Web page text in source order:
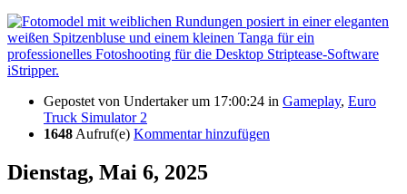
Gepostet von Undertakerum 17:00:24 in Gameplay, Euro
Truck Simulator 2
1648 Aufruf(e) Kommentar hinzufügen
Dienstag, Mai 6, 2025